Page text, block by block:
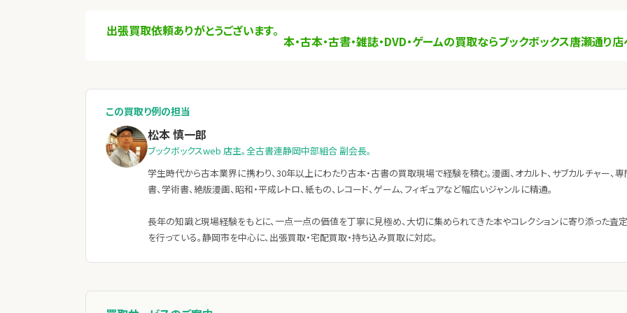
出張買取依頼ありがとうございます。
本・古本・古書・雑誌・DVD・ゲームの買取ならブックボックス唐瀬通り
この買取り例の担当
松本 慎一郎
ブックボックスweb 店主。全古書連静岡中部組合 副会長。
学生時代から古本業界に携わり、30年以上にわたり古本・古書の買取現場で経験を積む。漫画、オカルト、サブカルチャー、専
書、学術書、絶版漫画、昭和・平成レトロ、紙もの、レコード、ゲーム、フィギュアなど幅広いジャンルに精通。
長年の知識と現場経験をもとに、一点一点の価値を丁寧に見極め、大切に集められてきた本やコレクションに寄り添った査定
を行っている。静岡市を中心に、出張買取・宅配買取・持ち込み買取に対応。